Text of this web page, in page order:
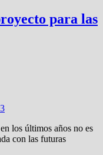
para las
3
los últimos años no es
con las futuras